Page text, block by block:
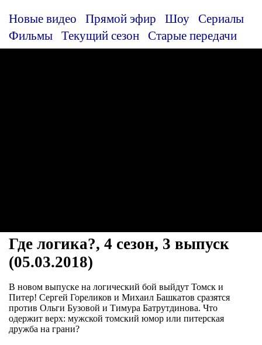
Новые видео Прямой эфир Шоу
Сериалы
Фильмы
Текущий сезон Старые передачи
Где логика?, 4 сезон, 3 выпуск
(05.03.2018)
В новом выпуске на логический бой выйдут Томск и
Питер! Сергей Гореликов и Михаил Башкатов сразятся
против Ольги Бузовой и Тимура Батрутдинова. Что
одержит верх: мужской томский юмор или питерская
дружба на грани?